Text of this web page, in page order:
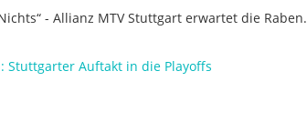
- Allianz MTV Stuttgart erwartet die Raben.
Stuttgarter Auftakt in die Playoffs